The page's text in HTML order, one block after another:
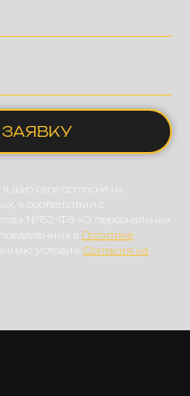
даю свое согласие на
в соответствии с
№152-ФЗ «О персональных
в Политике
условия Согласия на